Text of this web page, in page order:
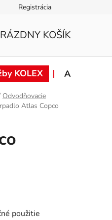
Podmienky ochrany
Registrácia
KOŠÍK
KOLEX Akcie
Odvodňovacie
Atlas Copco
použitie